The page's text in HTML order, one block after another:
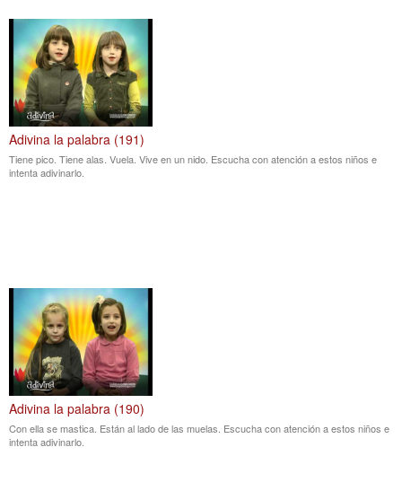
Adivina la palabra (191)
Tiene pico. Tiene alas. Vuela. Vive en un nido. Escucha con atención a estos niños e
intenta adivinarlo.
Adivina la palabra (190)
Con ella se mastica. Están al lado de las muelas. Escucha con atención a estos niños e
intenta adivinarlo.